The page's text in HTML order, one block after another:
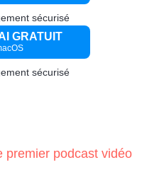
sécurisé
GRATUIT
sécurisé
premier podcast vidéo